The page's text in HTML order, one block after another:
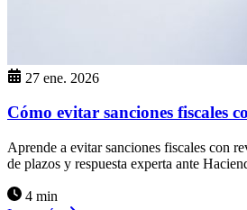
27 ene. 2026
Cómo evitar sanciones fiscales
Aprende a evitar sanciones fiscales con
de plazos y respuesta experta ante
4 min